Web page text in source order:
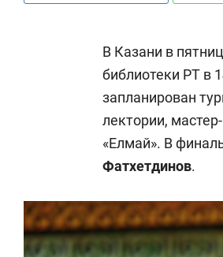
В Казани в
библиотеки РТ в
запланирован
лектории,
«Елмай». В
Фатхетдинов.
Рекомендуем
150 камер до квартиры
ID вместо ключа: какой
безопасность в ЖК